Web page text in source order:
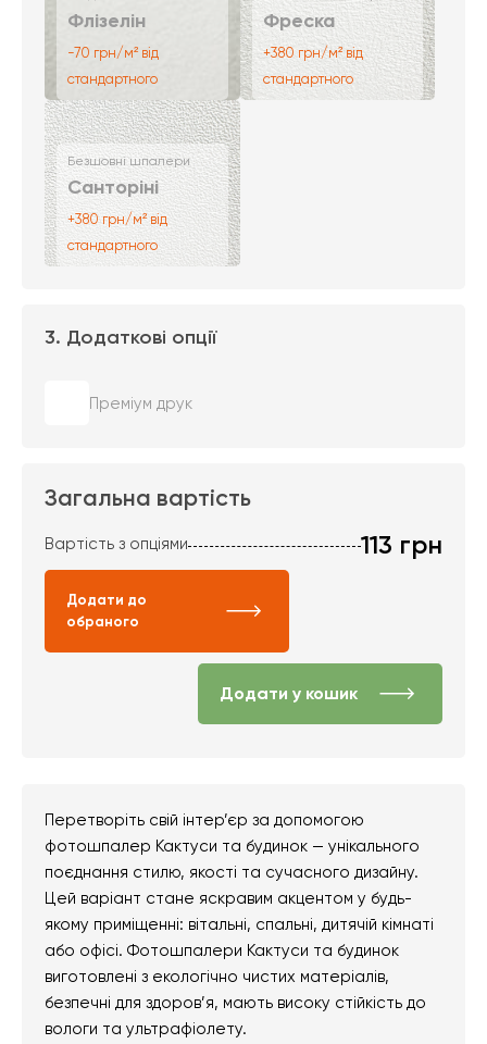
Флізелін
-70 грн/м² від
стандартного
Фреска
+380 грн/м² від
стандартного
Безшовні шпалери
Санторіні
+380 грн/м² від
стандартного
3. Додаткові опції
Преміум друк
Загальна вартість
Вартість з опціями 113 грн
Додати до
обраного
Додати у кошик
Перетворіть свій інтер’єр за допомогою
фотошпалер Кактуси та будинок — унікального
поєднання стилю, якості та сучасного дизайну.
Цей варіант стане яскравим акцентом у будь-
якому приміщенні: вітальні, спальні, дитячій кімнаті
або офісі. Фотошпалери Кактуси та будинок
виготовлені з екологічно чистих матеріалів,
безпечні для здоров’я, мають високу стійкість до
вологи та ультрафіолету.